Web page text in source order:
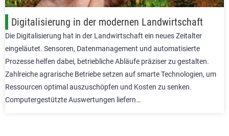
Digitalisierung in der modernen Landwirtschaft
Die Digitalisierung hat in der Landwirtschaft ein neues Zeitalter
eingeläutet. Sensoren, Datenmanagement und automatisierte
Prozesse helfen dabei, betriebliche Abläufe präziser zu gestalten.
Zahlreiche agrarische Betriebe setzen auf smarte Technologien, um
Ressourcen optimal auszuschöpfen und Kosten zu senken.
Computergestützte Auswertungen liefern…